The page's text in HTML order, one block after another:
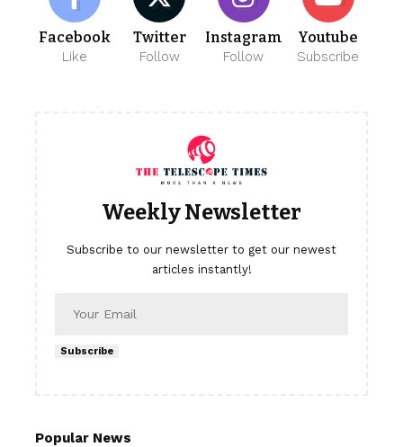
Facebook
Like
Twitter
Follow
Instagram
Follow
Youtube
Subscribe
Weekly Newsletter
Subscribe to our newsletter to get our newest
articles instantly!
Subscribe
Popular News